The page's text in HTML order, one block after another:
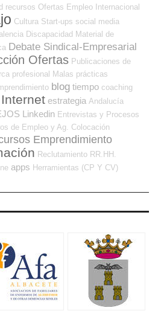
recursos Ofertas Empleo Internacional
Cultura Start-ups social media
Discapacidad Material de
Debate Sindical-Empresarial
Ofertas Publicaciones de
profesional Malas prácticas
blog tiempo coaching
estrategia Andalucía
Linkedin Entrevistas y Procesos
de Empleo y Ag. Colocación
Emprendimiento
Reclutamiento RR.HH.
apps Herramientas (CP Y CV)